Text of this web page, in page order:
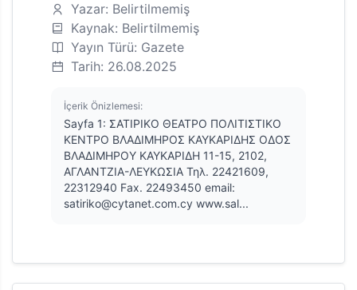
Yazar: Belirtilmemiş
Kaynak: Belirtilmemiş
Yayın Türü: Gazete
Tarih: 26.08.2025
İçerik Önizlemesi:
Sayfa 1: ΣΑΤΙΡΙΚΟ ΘΕΑΤΡΟ ΠΟΛΙΤΙΣΤΙΚΟ
ΚΕΝΤΡΟ ΒΛΑΔΙΜΗΡΟΣ ΚΑΥΚΑΡΙΔΗΣ ΟΔΟΣ
ΒΛΑΔΙΜΗΡΟΥ ΚΑΥΚΑΡΙΔΗ 11-15, 2102,
ΑΓΛΑΝΤΖΙΑ-ΛΕΥΚΩΣΙΑ Τηλ. 22421609,
22312940 Fax. 22493450 email:
satiriko@cytanet.com.cy www.sal...